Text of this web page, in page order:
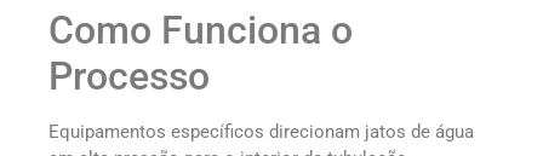
Como Funciona o
Processo
Equipamentos específicos direcionam jatos de água